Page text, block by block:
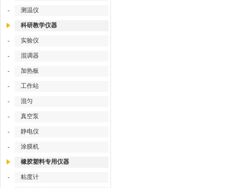
- 测温仪
科研教学仪器
- 实验仪
- 混调器
- 加热板
- 工作站
- 混匀
- 真空泵
- 静电仪
- 涂膜机
橡胶塑料专用仪器
- 粘度计